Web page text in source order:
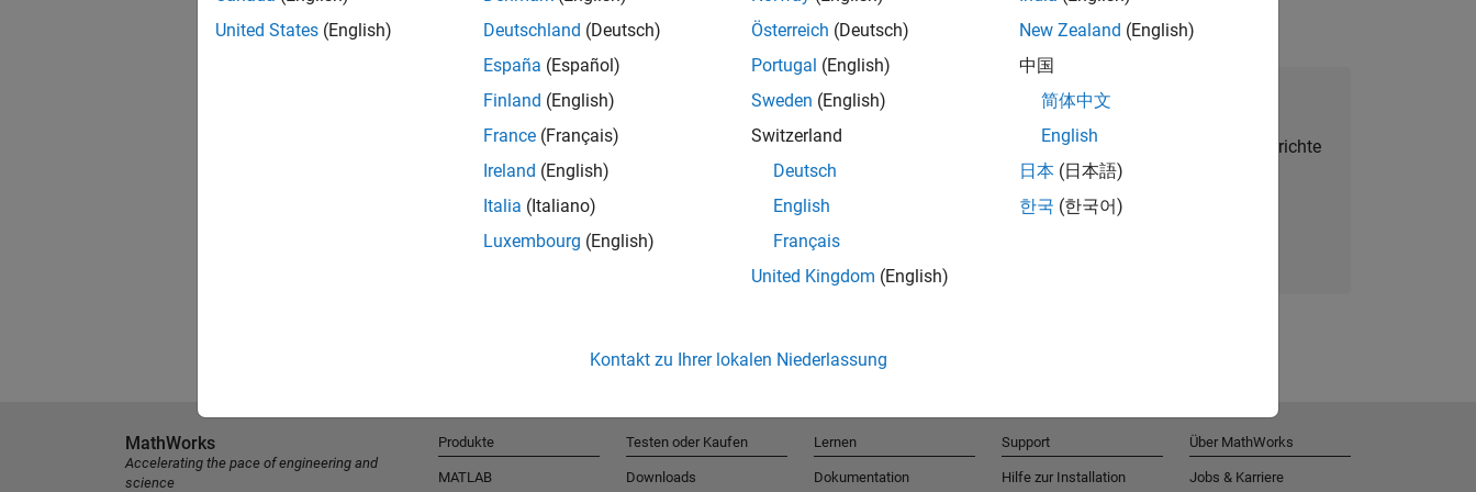
Talent Network beitreten
Erhalten Sie personalisierte Stellenangebote, Berichte
und Unternehmensneuigkeiten.
United States (English)
Deutschland (Deutsch)
España (Español)
Finland (English)
France (Français)
Ireland (English)
Italia (Italiano)
Luxembourg (English)
Österreich (Deutsch)
Portugal (English)
Sweden (English)
Switzerland
Deutsch
English
Français
United Kingdom (English)
New Zealand (English)
中国
简体中文
English
日本 (日本語)
한국 (한국어)
Kontakt zu Ihrer lokalen Niederlassung
MathWorks
Accelerating the pace of engineering and
science
Produkte
MATLAB
Testen oder Kaufen
Downloads
Lernen
Dokumentation
Support
Hilfe zur Installation
Über MathWorks
Jobs & Karriere